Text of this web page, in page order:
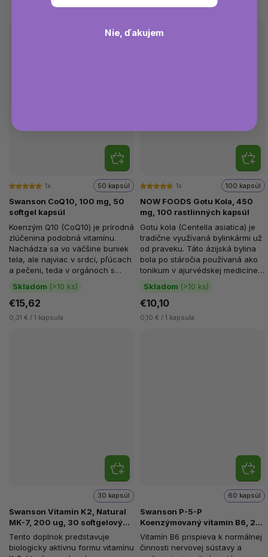
Swanson CoQ10, 100 mg, 50
softgel kapsúl
1x
Skladom (>10 ks)
50 kapsúl
€15,62
0,31 € / 1 kapsula
Koenzým Q10 (CoQ10) je prírodná
zlúčenina podobná vitamínu.
Nachádza sa vo väčšine buniek
tela, ale najviac v srdci, pľúcach
a pečeni, teda v orgánoch s
najvyššími...
NOW FOODS Gotu Kola, 450
mg, 100 rastlinných kapsúl
1x
Skladom (>10 ks)
100 kapsúl
€10,10
0,10 € / 1 kapsula
Gotu kola (Centella asiatica) je
tradične využívaná bylinkármi už
od praveku. Táto ázijská bylina
bola po stáročia používaná ako
tonikum v ajurvédskej medicíne
na podporu...
Swanson Vitamin K2, Natural
MK-7, 200 ug, 30 softgelových
kapsúl
30 kapsúl
Tento doplnok predstavuje
biologicky aktívnu formu vitamínu
Swanson P-5-P
Koenzýmovaný vitamín B6, 20
mg, 60 kapsúl
60 kapsúl
Vitamín B6 prispieva k normálnej
činnosti nervovej sústavy a
Nie, ďakujem